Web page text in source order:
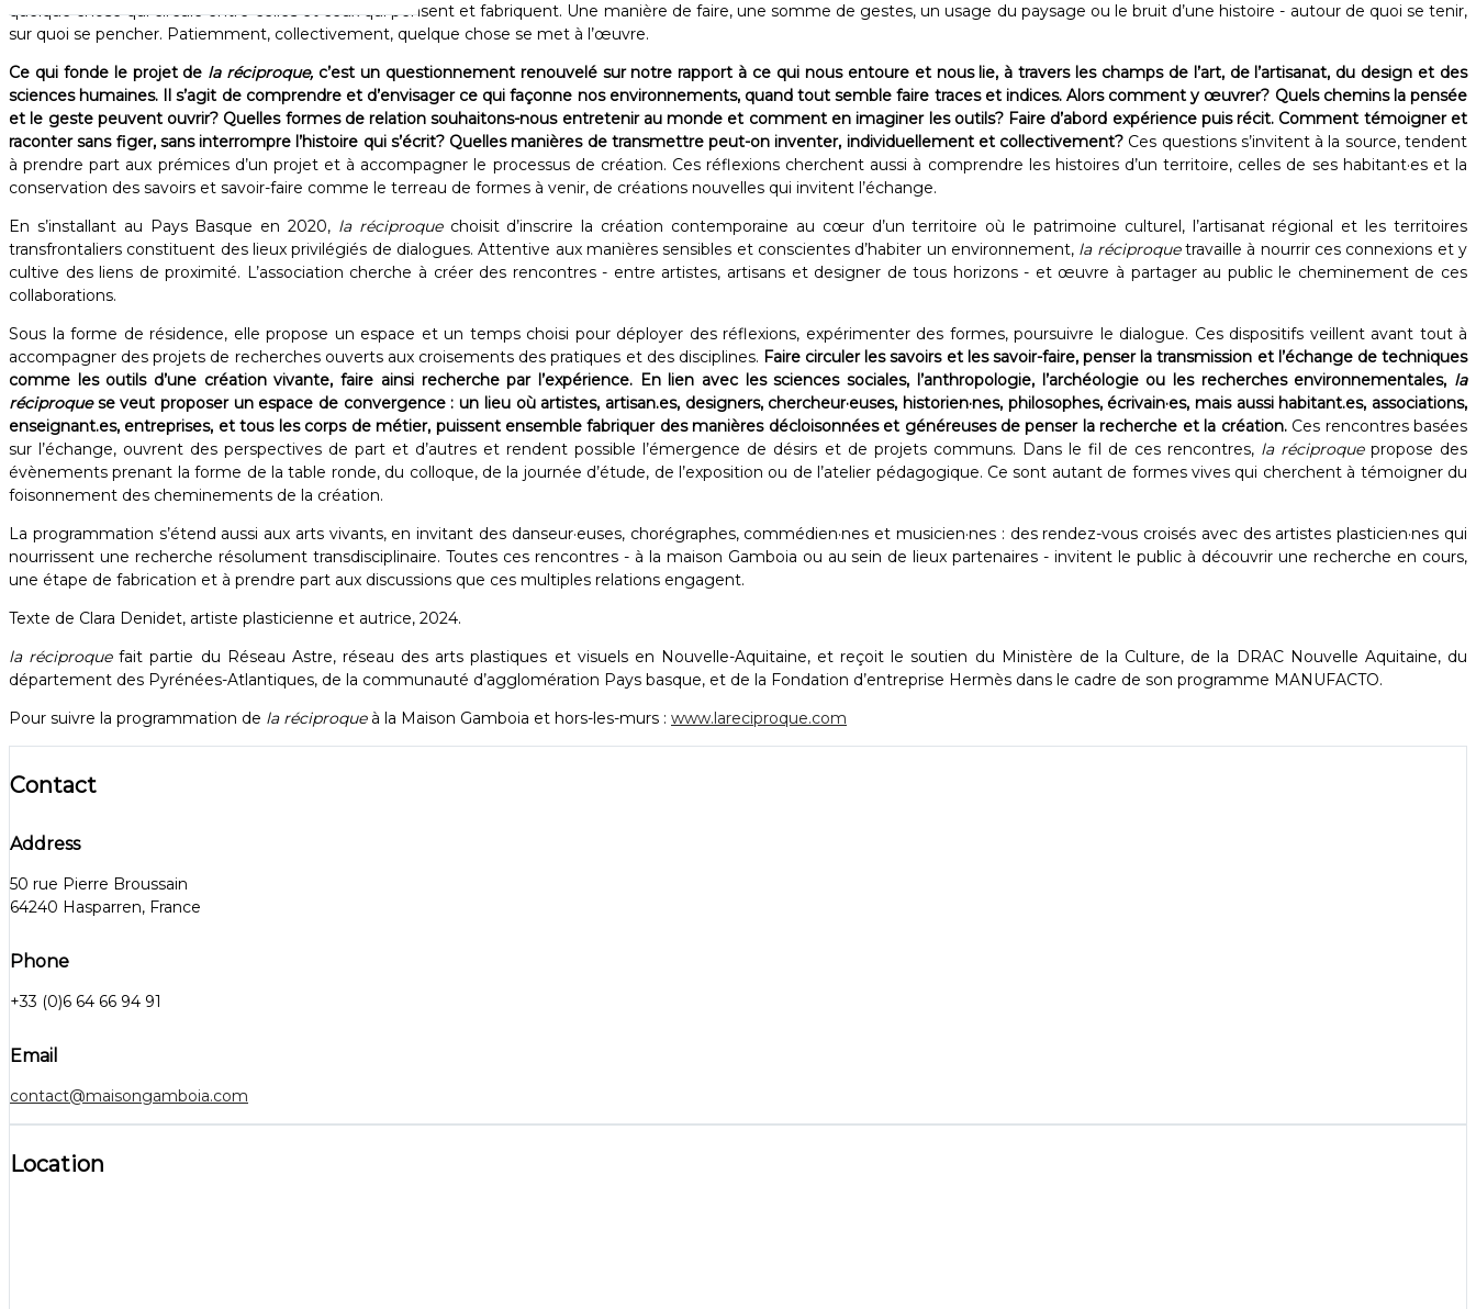
quelque chose qui circule entre celles et ceux qui pensent et fabriquent. Une manière de faire, une somme de gestes, un usage du paysage ou le bruit d’une histoire - autour de quoi se tenir,
sur quoi se pencher. Patiemment, collectivement, quelque chose se met à l’œuvre.
Ce qui fonde le projet de la réciproque, c’est un questionnement renouvelé sur notre rapport à ce qui nous entoure et nous lie, à travers les champs de l’art, de l’artisanat, du design et des
sciences humaines. Il s’agit de comprendre et d’envisager ce qui façonne nos environnements, quand tout semble faire traces et indices. Alors comment y œuvrer? Quels chemins la pensée
et le geste peuvent ouvrir? Quelles formes de relation souhaitons-nous entretenir au monde et comment en imaginer les outils? Faire d’abord expérience puis récit. Comment témoigner et
raconter sans figer, sans interrompre l’histoire qui s’écrit? Quelles manières de transmettre peut-on inventer, individuellement et collectivement? Ces questions s’invitent à la source, tendent
à prendre part aux prémices d’un projet et à accompagner le processus de création. Ces réflexions cherchent aussi à comprendre les histoires d’un territoire, celles de ses habitant·es et la
conservation des savoirs et savoir-faire comme le terreau de formes à venir, de créations nouvelles qui invitent l’échange.
En s’installant au Pays Basque en 2020, la réciproque choisit d’inscrire la création contemporaine au cœur d’un territoire où le patrimoine culturel, l’artisanat régional et les territoires
transfrontaliers constituent des lieux privilégiés de dialogues. Attentive aux manières sensibles et conscientes d’habiter un environnement, la réciproquetravaille à nourrir ces connexions et y
cultive des liens de proximité. L’association cherche à créer des rencontres - entre artistes, artisans et designer de tous horizons - et œuvre à partager au public le cheminement de ces
collaborations. ​
Sous la forme de résidence, elle propose un espace et un temps choisi pour déployer des réflexions, expérimenter des formes, poursuivre le dialogue. Ces dispositifs veillent avant tout à
accompagner des projets de recherches ouverts aux croisements des pratiques et des disciplines. Faire circuler les savoirs et les savoir-faire, penser la transmission et l’échange de techniques
comme les outils d’une création vivante, faire ainsi recherche par l’expérience. En lien avec les sciences sociales, l’anthropologie, l’archéologie ou les recherches environnementales, la
réciproquese veut proposer un espace de convergence : un lieu où artistes, artisan.es, designers, chercheur·euses, historien·nes, philosophes, écrivain·es, mais aussi habitant.es, associations,
enseignant.es, entreprises, et tous les corps de métier, puissent ensemble fabriquer des manières décloisonnées et généreuses de penser la recherche et la création. Ces rencontres basées
sur l’échange, ouvrent des perspectives de part et d’autres et rendent possible l’émergence de désirs et de projets communs. Dans le fil de ces rencontres, la réciproquepropose des
évènements prenant la forme de la table ronde, du colloque, de la journée d’étude, de l’exposition ou de l’atelier pédagogique. Ce sont autant de formes vives qui cherchent à témoigner du
foisonnement des cheminements de la création.
La programmation s’étend aussi aux arts vivants, en invitant des danseur·euses, chorégraphes, commédien·nes et musicien·nes : des rendez-vous croisés avec des artistes plasticien·nes qui
nourrissent une recherche résolument transdisciplinaire. Toutes ces rencontres - à la maison Gamboia ou au sein de lieux partenaires - invitent le public à découvrir une recherche en cours,
une étape de fabrication et à prendre part aux discussions que ces multiples relations engagent. ​
Texte de Clara Denidet, artiste plasticienne et autrice, 2024.
la réciproquefait partie du Réseau Astre, réseau des arts plastiques et visuels en Nouvelle-Aquitaine, et reçoit le soutien du Ministère de la Culture, de la DRAC Nouvelle Aquitaine, du
département des Pyrénées-Atlantiques, de la communauté d’agglomération Pays basque, et de la Fondation d’entreprise Hermès dans le cadre de son programme MANUFACTO.
Pour suivre la programmation de la réciproqueà la Maison Gamboia et hors-les-murs : www.lareciproque.com
Contact
Address
50 rue Pierre Broussain
64240 Hasparren, France
Phone
+33 (0)6 64 66 94 91
Email
contact@maisongamboia.com
Location